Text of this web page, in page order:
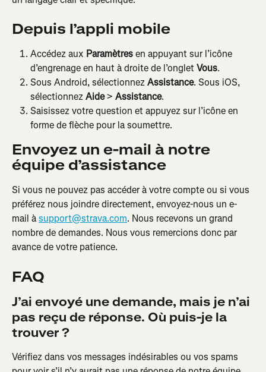
Depuis l’appli mobile
Accédez aux Paramètres en appuyant sur l’icône
d’engrenage en haut à droite de l’onglet Vous.
Sous Android, sélectionnez Assistance. Sous iOS,
sélectionnez Aide > Assistance.
Saisissez votre question et appuyez sur l’icône en
forme de flèche pour la soumettre.
Envoyez un e-mail à notre
équipe d’assistance
Si vous ne pouvez pas accéder à votre compte ou si vous
préférez nous joindre directement, envoyez-nous un e-
mail à support@strava.com. Nous recevons un grand
nombre de demandes. Nous vous remercions donc par
avance de votre patience.
FAQ
J’ai envoyé une demande, mais je n’ai
pas reçu de réponse. Où puis-je la
trouver ?
Vérifiez dans vos messages indésirables ou vos spams